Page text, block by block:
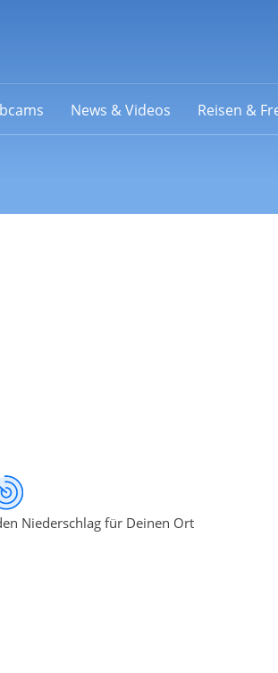
News & Videos Reisen &
Niederschlag für Deinen Ort